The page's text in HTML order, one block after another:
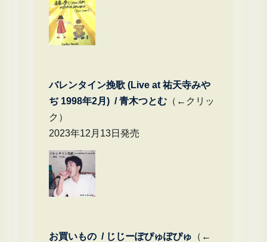
バレンタイン挽歌 (Live at 祐天寺みや
ぢ 1998年2月) / 青木つとむ（←クリッ
ク）
2023年12月13日発売
お買いもの / じじーぽぴゅぽぴゅ （←